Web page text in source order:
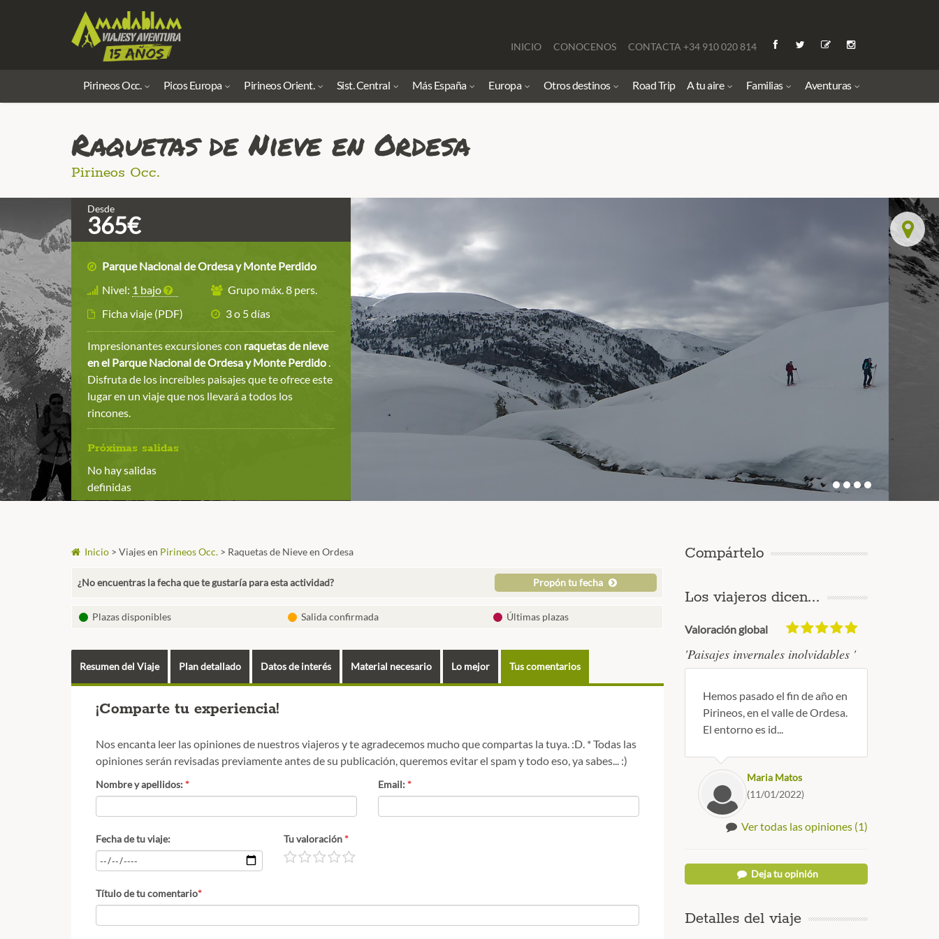
INICIO CONOCENOS CONTACTA +34 910 020 814
Pirineos Occ. Picos Europa Pirineos Orient. Sist. Central Más España Europa Otros destinos Road Trip A tu aire Familias Aventuras
Raquetas de Nieve en Ordesa
Pirineos Occ.
Desde
365€
Parque Nacional de Ordesa y Monte Perdido
Nivel: 1 bajo
Grupo máx. 8 pers.
Ficha viaje (PDF)
3 o 5 días
Impresionantes excursiones con raquetas de nieve
en el Parque Nacional de Ordesa y Monte Perdido.
Disfruta de los increíbles paisajes que te ofrece este
lugar en un viaje que nos llevará a todos los
rincones.
Próximas salidas
No hay salidas
definidas
Inicio > Viajes en Pirineos Occ. > Raquetas de Nieve en Ordesa
¿No encuentras la fecha que te gustaría para esta actividad? Propón tu fecha
Plazas disponibles Salida confirmada Últimas plazas
Resumen del Viaje Plan detallado Datos de interés Material necesario Lo mejor Tus comentarios
¡Comparte tu experiencia!
Nos encanta leer las opiniones de nuestros viajeros y te agradecemos mucho que compartas la tuya. :D. * Todas las
opiniones serán revisadas previamente antes de su publicación, queremos evitar el spam y todo eso, ya sabes... :)
Nombre y apellidos:* Email:*
Fecha de tu viaje: Tu valoración*
Título de tu comentario*
Compártelo
Los viajeros dicen...
Valoración global
'Paisajes invernales inolvidables '
Hemos pasado el fin de año en
Pirineos, en el valle de Ordesa.
El entorno es id...
Maria Matos
(11/01/2022)
Ver todas las opiniones (1)
Deja tu opinión
Detalles del viaje